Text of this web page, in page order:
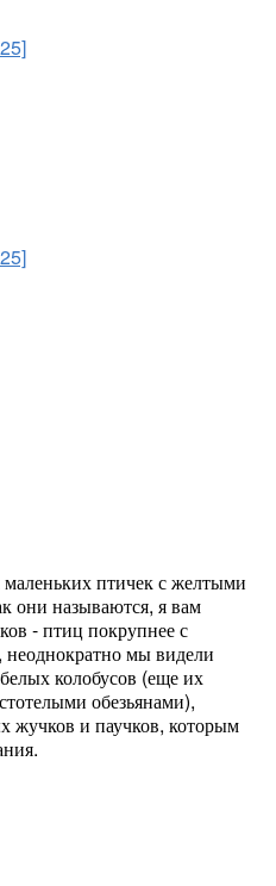
птичек с желтыми
они называются, я вам
- птиц покрупнее с
мы видели
колобусов (еще их
обезьянами),
жучков и паучков, которым